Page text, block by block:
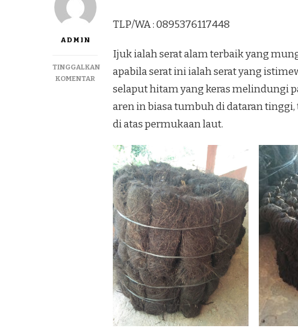
ADMIN
TINGGALKAN
KOMENTARPADA
RESAPAN
REMBANG
TLP/WA : 0895376117448
Ijuk ialah serat alam terbaik yang
apabila serat ini ialah serat yang
selaput hitam yang keras melindungi
aren in biasa tumbuh di dataran
di atas permukaan laut.